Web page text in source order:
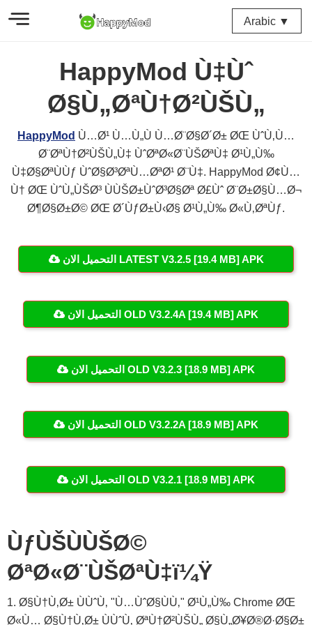
Arabic ▼
HappyMod Ù‡Ùˆ
Ø§Ù„ØªÙ†Ø²ÙŠÙ„
HappyMod Ù…Ø¹ Ù…Ù„Ù Ù…Ø¨Ø§Ø´Ø± ØŒ ÙˆÙ‚Ù…
Ø¨ØªÙ†Ø²ÙŠÙ„Ù‡ ÙˆØªØ«Ø¨ÙŠØªÙ‡ Ø¹Ù„Ù‰
Ù‡Ø§ØªÙÙƒ ÙˆØ§Ø³ØªÙ…ØªØ¹ Ø¨Ù‡. HappyMod Ø¢Ù…
Ù† ØŒ ÙˆÙ„ÙŠØ³ ÙÙŠØ±ÙˆØ³Ø§Øª Ø£Ùˆ Ø¨Ø±Ø§Ù…Ø¬
Ø¶Ø§Ø±Ø© ØŒ Ø´ÙƒØ±Ù‹Ø§ Ø¹Ù„Ù‰ Ø«Ù‚ØªÙƒ.
التحميل الان LATEST V3.2.5 [19.4 MB] APK
التحميل الان OLD V3.2.4A [19.4 MB] APK
التحميل الان OLD V3.2.3 [18.9 MB] APK
التحميل الان OLD V3.2.2A [18.9 MB] APK
التحميل الان OLD V3.2.1 [18.9 MB] APK
ÙƒÙŠÙÙŠØ©
ØªØ«Ø¨ÙŠØªÙ‡ï¼Ÿ
1. Ø§Ù†Ù‚Ø± ÙÙˆÙ‚ "Ù…ÙˆØ§ÙÙ‚" Ø¹Ù„Ù‰ Chrome ØŒ
Ø«Ù… Ø§Ù†Ù‚Ø± ÙÙˆÙ‚ ØªÙ†Ø²ÙŠÙ„ Ø§Ù„Ø¥Ø®Ø·Ø§Ø±